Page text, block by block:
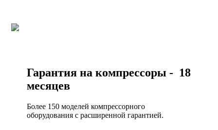
Гарантия на компрессоры - 18
месяцев
Более 150 моделей компрессорного
оборудования с расширенной гарантией.